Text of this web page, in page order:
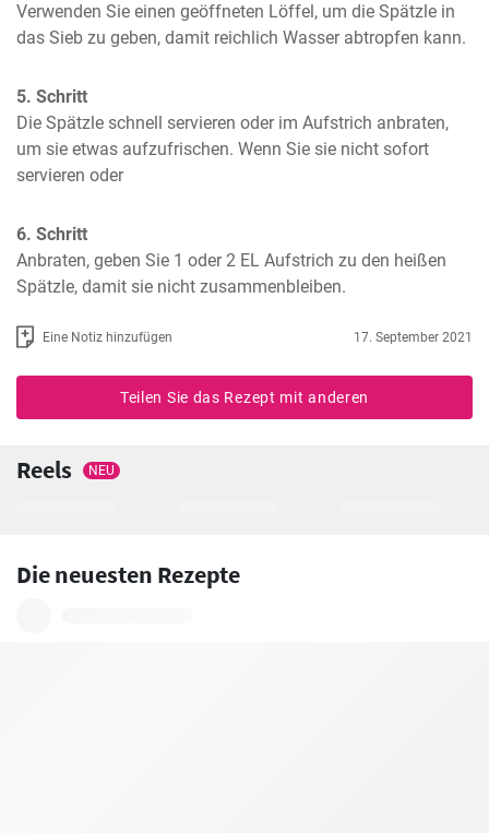
Verwenden Sie einen geöffneten Löffel, um die Spätzle in
das Sieb zu geben, damit reichlich Wasser abtropfen kann.
5. Schritt
Die Spätzle schnell servieren oder im Aufstrich anbraten,
um sie etwas aufzufrischen. Wenn Sie sie nicht sofort
servieren oder
6. Schritt
Anbraten, geben Sie 1 oder 2 EL Aufstrich zu den heißen
Spätzle, damit sie nicht zusammenbleiben.
Eine Notiz hinzufügen 17. September 2021
Teilen Sie das Rezept mit anderen
Reels NEU
Die neuesten Rezepte